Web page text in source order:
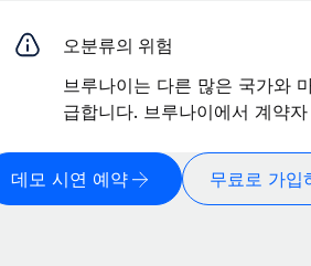
오분류의 위험
브루나이는 다른 많은 국가와
급합니다. 브루나이에서 계약
데모 시연 예약 무료로 가입